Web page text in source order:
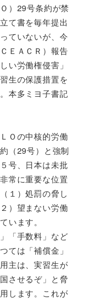
）29号条約が禁
て書を毎年提出
ていないが、今
ＥＡＣＲ）報告
い労働権侵害」
生の保護措置を
本多ミヨ子書記
Ｏの中核的労働
（29号）と強制
号、日本は未批
常に重要な位置
１）処罰の脅し
）望まない労働
ます。
「手数料」など
ては「補償金」
主は、実習生が
させるぞ」と脅
します。これが